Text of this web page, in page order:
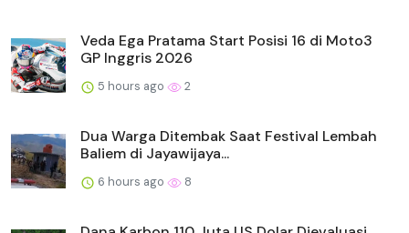
Veda Ega Pratama Start Posisi 16 di Moto3
GP Inggris 2026
5 hours ago 2
Dua Warga Ditembak Saat Festival Lembah
Baliem di Jayawijaya...
6 hours ago 8